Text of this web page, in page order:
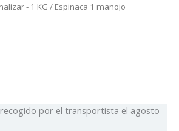
- 1 KG / Espinaca 1 manojo
por el transportista el agosto